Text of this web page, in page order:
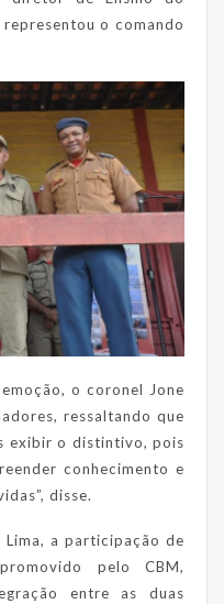
o comando
o coronel Jone
ressaltando que
exibir o distintivo, pois
conhecimento e
disse.
a participação de
pelo CBM,
entre as duas